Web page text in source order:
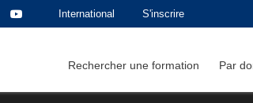
International S'inscrire
Rechercher une formation Par